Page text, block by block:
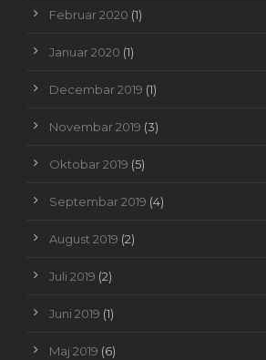
Februar 2020 (1)
Januar 2020 (1)
Decembar 2019 (1)
Novembar 2019 (3)
Oktobar 2019 (5)
Septembar 2019 (4)
August 2019 (2)
Juli 2019 (2)
Juni 2019 (1)
Maj 2019 (6)